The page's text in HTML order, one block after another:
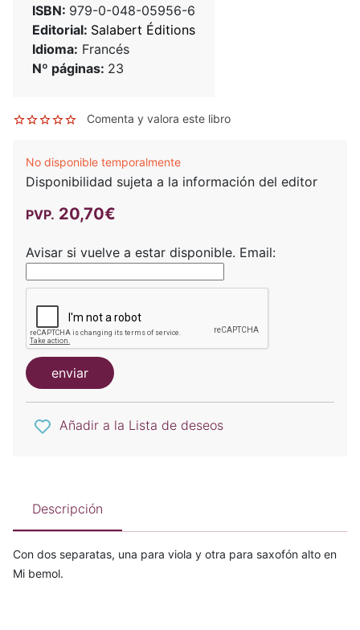
ISBN: 979-0-048-05956-6
Editorial: Salabert Éditions
Idioma: Francés
Nº páginas: 23
Comenta y valora este libro
No disponible temporalmente
Disponibilidad sujeta a la información del editor
PVP. 20,70€
Avisar si vuelve a estar disponible. Email:
enviar
Añadir a la Lista de deseos
Descripción
Con dos separatas, una para viola y otra para saxofón alto en
Mi bemol.